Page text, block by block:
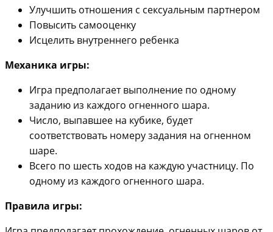
Улучшить отношения с сексуальным партнером
Повысить самооценку
Исцелить внутреннего ребенка
Механика игры:
Игра предполагает выполнение по одному
заданию из каждого огненного шара.
Число, выпавшее на кубике, будет
соответствовать номеру задания на огненном
шаре.
Всего по шесть ходов на каждую участницу. По
одному из каждого огненного шара.
Правила игры: